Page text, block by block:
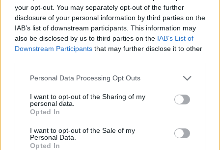
your opt-out. You may separately opt-out of the further
disclosure of your personal information by third parties on the
IAB’s list of downstream participants. This information may
also be disclosed by us to third parties on the IAB’s List of
Downstream Participants that may further disclose it to other
Personal Data Processing Opt Outs
I want to opt-out of the Sharing of my
personal data.
Opted In
I want to opt-out of the Sale of my
Personal Data.
Opted In
27 Φεβρουαρίου 2026
Ωρίων – Σπάνια νοσήματα
συνδέονται με μνημεία που
27 Φεβρουαρίου 2026
Γεωργιάδης: Πολλαπλά οφέλη από
τη συνεργασία δημοσίου και
27 Φεβρουαρίου 2026